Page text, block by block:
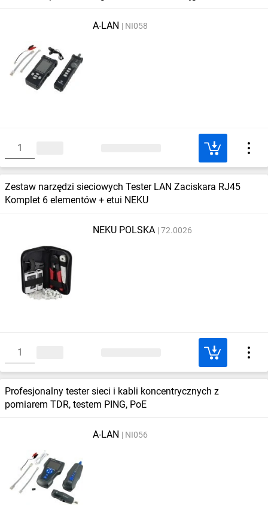
A-LAN
NI058
Zestaw narzędzi sieciowych Tester LAN Zaciskara RJ45
Komplet 6 elementów + etui NEKU
NEKU POLSKA 72.0026
Profesjonalny tester sieci i kabli koncentrycznych z
pomiarem TDR, testem PING, PoE
A-LAN NI056